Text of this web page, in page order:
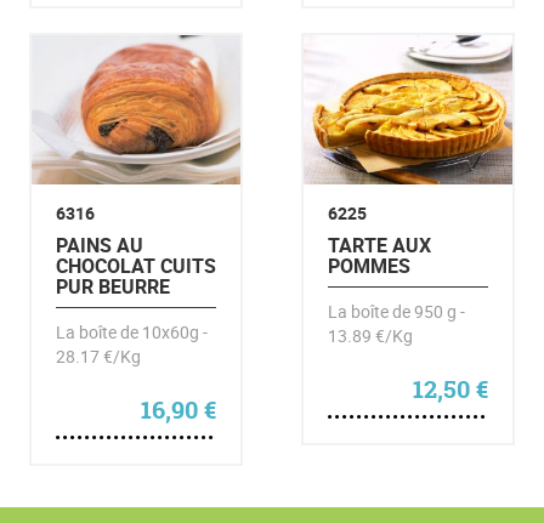
6316
PAINS AU
CHOCOLAT CUITS
PUR BEURRE
La boîte de 10x60g -
28.17 €/Kg
16,90€
6225
TARTE AUX
POMMES
La boîte de 950 g -
13.89 €/Kg
12,50€